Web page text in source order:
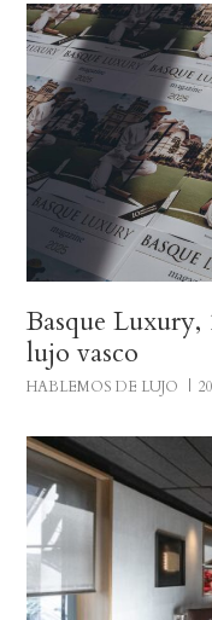
Basque Luxury,
lujo vasco
HABLEMOS DE LUJO